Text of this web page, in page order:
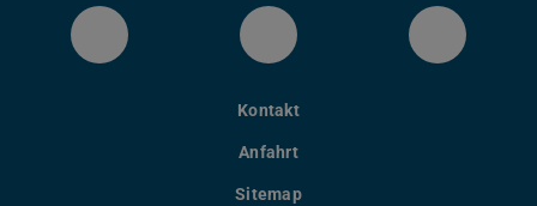
LinkedIn-Seite des Fachbereichs
YouTube Bluesky
Kontakt
Anfahrt
Sitemap